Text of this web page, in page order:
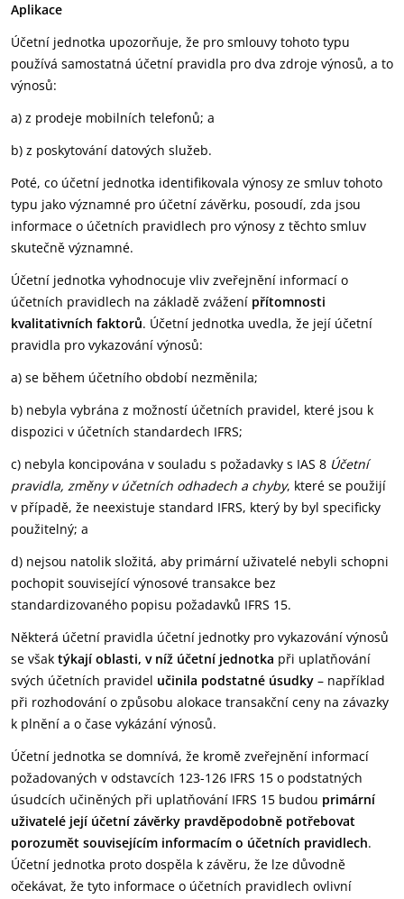
Aplikace
Účetní jednotka upozorňuje, že pro smlouvy tohoto typu
používá samostatná účetní pravidla pro dva zdroje výnosů, a to
výnosů:
a) z prodeje mobilních telefonů; a
b) z poskytování datových služeb.
Poté, co účetní jednotka identifikovala výnosy ze smluv tohoto
typu jako významné pro účetní závěrku, posoudí, zda jsou
informace o účetních pravidlech pro výnosy z těchto smluv
skutečně významné.
Účetní jednotka vyhodnocuje vliv zveřejnění informací o
účetních pravidlech na základě zvážení přítomnosti
kvalitativních faktorů. Účetní jednotka uvedla, že její účetní
pravidla pro vykazování výnosů:
a) se během účetního období nezměnila;
b) nebyla vybrána z možností účetních pravidel, které jsou k
dispozici v účetních standardech IFRS;
c) nebyla koncipována v souladu s požadavky s IAS 8 Účetní
pravidla, změny v účetních odhadech a chyby, které se použijí
v případě, že neexistuje standard IFRS, který by byl specificky
použitelný; a
d) nejsou natolik složitá, aby primární uživatelé nebyli schopni
pochopit související výnosové transakce bez
standardizovaného popisu požadavků IFRS 15.
Některá účetní pravidla účetní jednotky pro vykazování výnosů
se však týkají oblasti, v níž účetní jednotka při uplatňování
svých účetních pravidel učinila podstatné úsudky – například
při rozhodování o způsobu alokace transakční ceny na závazky
k plnění a o čase vykázání výnosů.
Účetní jednotka se domnívá, že kromě zveřejnění informací
požadovaných v odstavcích 123-126 IFRS 15 o podstatných
úsudcích učiněných při uplatňování IFRS 15 budou primární
uživatelé její účetní závěrky pravděpodobně potřebovat
porozumět souvisejícím informacím o účetních pravidlech.
Účetní jednotka proto dospěla k závěru, že lze důvodně
očekávat, že tyto informace o účetních pravidlech ovlivní